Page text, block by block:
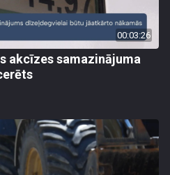
00:03:26
akcīzes samazinājuma